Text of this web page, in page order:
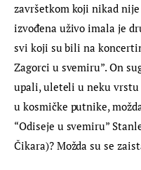
završetkom koji nikad
izvođena uživo imala je
svi koji su bili na
Zagorci u svemiru”. On
upali, uleteli u neku
u kosmičke putnike,
“Odiseje u svemiru”
Čikara)? Možda su se